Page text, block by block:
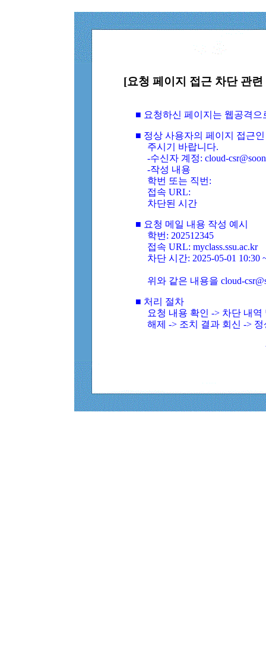
[요청 페이지 접근 차단 관
■ 요청하신 페이지는 웹공격
■ 정상 사용자의 페이지 접근
주시기 바랍니다.
-수신자 계정: cloud-
-작성 내용
학번 또는 직번:
접속 URL:
차단된 시간
■ 요청 메일 내용 작성 예시
학번: 202512345
접속 URL: myclass.ssu.ac.kr
차단 시간: 2025-05-01 10:30
위와 같은 내용을 cloud-
■ 처리 절차
요청 내용 확인 -> 차단 내
해제 -> 조치 결과 회신 ->